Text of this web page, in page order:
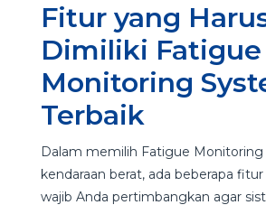
Fitur yang
Dimiliki Fatigue
Monitoring
Terbaik
Dalam memilih Fatigue
kendaraan berat, ada beberapa
wajib Anda pertimbangkan agar